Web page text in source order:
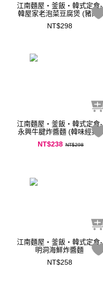
江南麵屋‧釜飯‧韓式定食-
韓屋家老泡菜豆腐煲 (豬肉)
NT$298
江南麵屋‧釜飯‧韓式定食-
永興牛腱炸醬麵 (韓味經典)
NT$238 NT$298
江南麵屋‧釜飯‧韓式定食-
明洞海鮮炸醬麵
NT$258